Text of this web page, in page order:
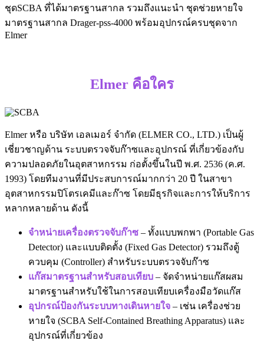
ชุดSCBA ที่ได้มาตรฐานสากล รวมถึงแนะนำ ชุดช่วยหายใจ
มาตรฐานสากล Drager-pss-4000 พร้อมอุปกรณ์ครบชุดจาก
Elmer
Elmer คือใคร
Elmer หรือ บริษัท เอลเมอร์ จำกัด (ELMER CO., LTD.) เป็นผู้
เชี่ยวชาญด้าน ระบบตรวจจับก๊าซและอุปกรณ์ ที่เกี่ยวข้องกับ
ความปลอดภัยในอุตสาหกรรม ก่อตั้งขึ้นในปี พ.ศ. 2536 (ค.ศ.
1993) โดยทีมงานที่มีประสบการณ์มากกว่า 20 ปี ในสาขา
อุตสาหกรรมปิโตรเคมีและก๊าซ โดยมีธุรกิจและการให้บริการ
หลากหลายด้าน ดังนี้
จำหน่ายเครื่องตรวจจับก๊าซ – ทั้งแบบพกพา (Portable Gas
Detector) และแบบติดตั้ง (Fixed Gas Detector) รวมถึงตู้
ควบคุม (Controller) สำหรับระบบตรวจจับก๊าซ
แก๊สมาตรฐานสำหรับสอบเทียบ – จัดจำหน่ายแก๊สผสม
มาตรฐานสำหรับใช้ในการสอบเทียบเครื่องมือวัดแก๊ส
อุปกรณ์ป้องกันระบบทางเดินหายใจ – เช่น เครื่องช่วย
หายใจ (SCBA Self-Contained Breathing Apparatus) และ
อุปกรณ์ที่เกี่ยวข้อง